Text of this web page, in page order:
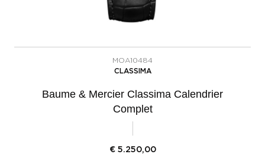
MOA10484
CLASSIMA
Baume & Mercier Classima Calendrier
Complet
€ 5.250,00